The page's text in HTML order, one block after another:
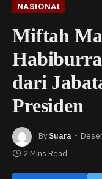
NASIONAL
Miftah
dari
Presiden
By Suara
2 Mins Read